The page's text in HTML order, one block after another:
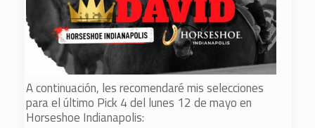
A continuación, les recomendaré mis selecciones
para el último Pick 4 del lunes 12 de mayo en
Horseshoe Indianapolis: